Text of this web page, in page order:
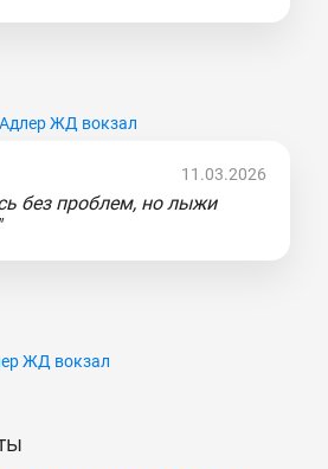
ЖД вокзал
11.03.2026
без проблем, но лыжи
ЖД вокзал